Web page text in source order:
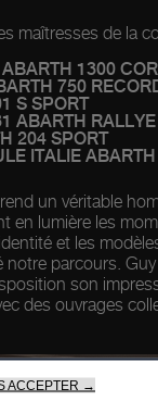
maîtresses de la
1300
750
S SPORT
ABARTH RALLYE
204 SPORT
ITALIE
un véritable
en lumière les
et les
notre parcours.
son
des ouvrages
ACCEPTER →